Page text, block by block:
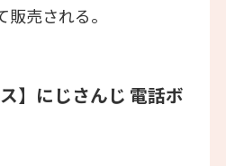
売される。
】にじさんじ 電話ボ